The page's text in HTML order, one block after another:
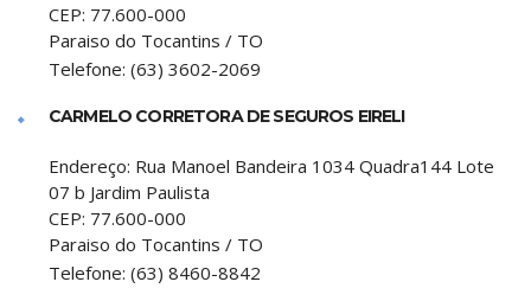
CEP: 77.600-000
Paraiso do Tocantins / TO
Telefone: (63) 3602-2069
CARMELO CORRETORA DE SEGUROS EIRELI
Endereço: Rua Manoel Bandeira 1034 Quadra144 Lote
07 b Jardim Paulista
CEP: 77.600-000
Paraiso do Tocantins / TO
Telefone: (63) 8460-8842